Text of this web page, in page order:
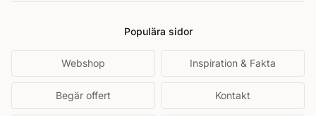
Populära sidor
Webshop Inspiration & Fakta
Begär offert Kontakt